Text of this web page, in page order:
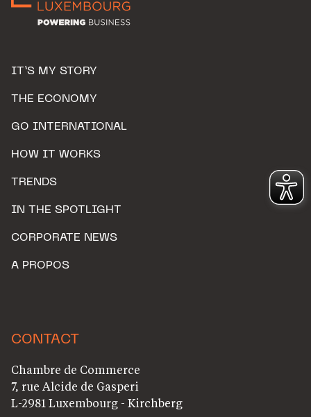
IT’S MY STORY
THE ECONOMY
GO INTERNATIONAL
HOW IT WORKS
TRENDS
IN THE SPOTLIGHT
CORPORATE NEWS
A PROPOS
CONTACT
Chambre de Commerce
7, rue Alcide de Gasperi
L-2981 Luxembourg - Kirchberg